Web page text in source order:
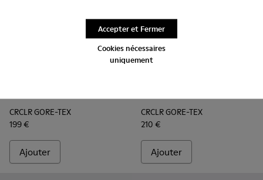
Cookies nécessaires
uniquement
Accepter et Fermer
CRCLR GORE-TEX
199 €
Ajouter
CRCLR GORE-TEX
210 €
Ajouter